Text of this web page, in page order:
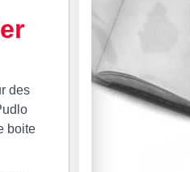
des
boite